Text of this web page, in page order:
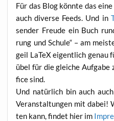
Für das Blog könn­te das
auch diver­se Feeds. Und in
sen­der Freu­de ein Buch
rung und Schu­le“ – am
geil LaTeX eigent­lich genau
übel für die glei­che Auf­ga­be
fice sind.
Und natür­lich bin auch
Ver­an­stal­tun­gen mit dabei!
ten kann, fin­det hier im